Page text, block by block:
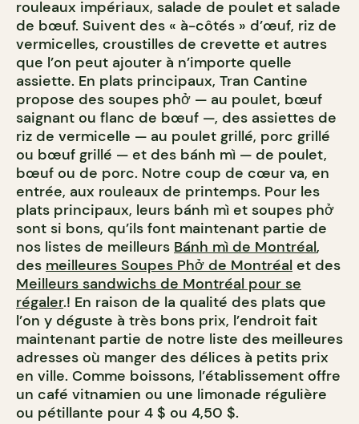
rouleaux impériaux, salade de poulet et salade
de bœuf. Suivent des « à-côtés » d’œuf, riz de
vermicelles, croustilles de crevette et autres
que l’on peut ajouter à n’importe quelle
assiette. En plats principaux, Tran Cantine
propose des soupes phở — au poulet, bœuf
saignant ou flanc de bœuf —, des assiettes de
riz de vermicelle — au poulet grillé, porc grillé
ou bœuf grillé — et des bánh mì — de poulet,
bœuf ou de porc. Notre coup de cœur va, en
entrée, aux rouleaux de printemps. Pour les
plats principaux, leurs bánh mì et soupes phở
sont si bons, qu’ils font maintenant partie de
nos listes de meilleurs Bánh mì de Montréal,
des meilleures Soupes Phở de Montréal et des
Meilleurs sandwichs de Montréal pour se
régaler.! En raison de la qualité des plats que
l’on y déguste à très bons prix, l’endroit fait
maintenant partie de notre liste des meilleures
adresses où manger des délices à petits prix
en ville. Comme boissons, l’établissement offre
un café vitnamien ou une limonade régulière
ou pétillante pour 4 $ ou 4,50 $.